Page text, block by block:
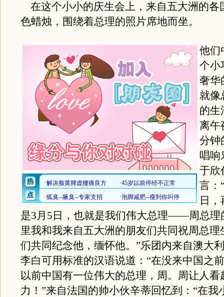
在这个小小的庆生会上，来自五大洲的各
色蜡烛，围绕着总理的照片席地而坐。
他们
个小
奢华
就像
的生
离午
分钟
唱响
于欣
言：
日
是3月5日，也就是我们伟大总理――周总理
里我和我来自五大洲的朋友们共同祝周总理
们共同纪念他，缅怀他。”乐团内来自澳大
李白可用标准的汉语说道：“在没来中国之
以前中国有一位伟大的总理，周。周让人看
力！”来自法国的帅小伙辛蒂回忆到：“在我